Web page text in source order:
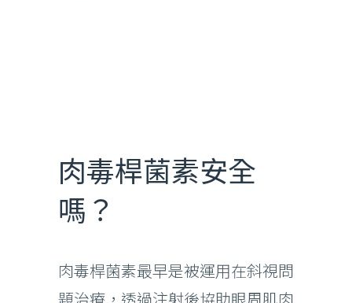
肉毒桿菌素安全
嗎？
肉毒桿菌素最早是被運用在斜視問